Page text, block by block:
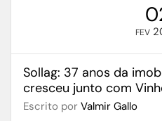
FEV
Sollag: 37 anos da
cresceu junto com
Escrito por Valmir Gallo